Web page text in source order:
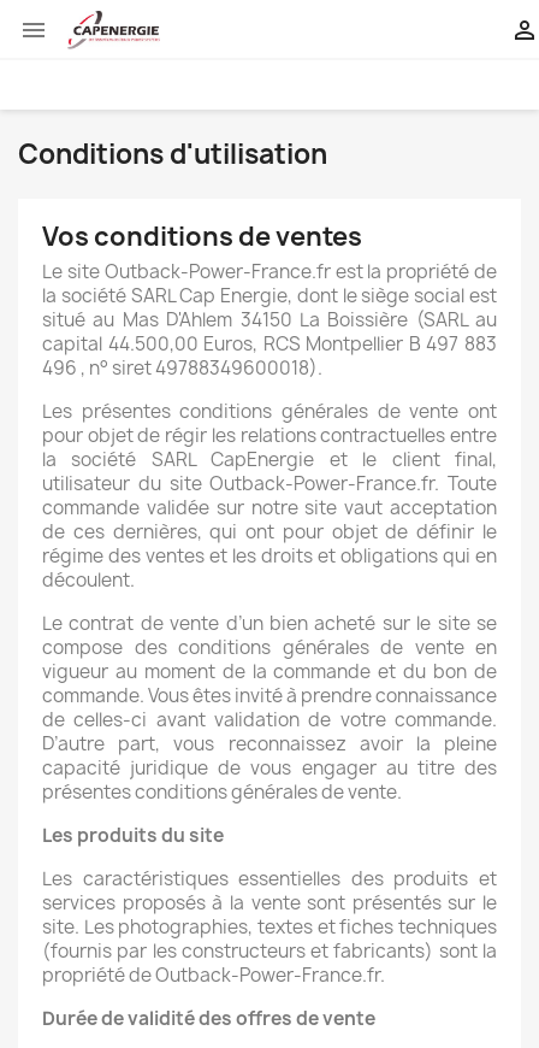
 
Conditions d'utilisation
Vos conditions de ventes
Le site Outback-Power-France.fr est la propriété de
la société SARL Cap Energie, dont le siège social est
situé au Mas D'Ahlem 34150 La Boissière (SARL au
capital 44.500,00 Euros, RCS Montpellier B 497 883
496 , n° siret 49788349600018).
Les présentes conditions générales de vente ont
pour objet de régir les relations contractuelles entre
la société SARL CapEnergie et le client final,
utilisateur du site Outback-Power-France.fr. Toute
commande validée sur notre site vaut acceptation
de ces dernières, qui ont pour objet de définir le
régime des ventes et les droits et obligations qui en
découlent.
Le contrat de vente d’un bien acheté sur le site se
compose des conditions générales de vente en
vigueur au moment de la commande et du bon de
commande. Vous êtes invité à prendre connaissance
de celles-ci avant validation de votre commande.
D’autre part, vous reconnaissez avoir la pleine
capacité juridique de vous engager au titre des
présentes conditions générales de vente.
Les produits du site
Les caractéristiques essentielles des produits et
services proposés à la vente sont présentés sur le
site. Les photographies, textes et fiches techniques
(fournis par les constructeurs et fabricants) sont la
propriété de Outback-Power-France.fr.
Durée de validité des offres de vente